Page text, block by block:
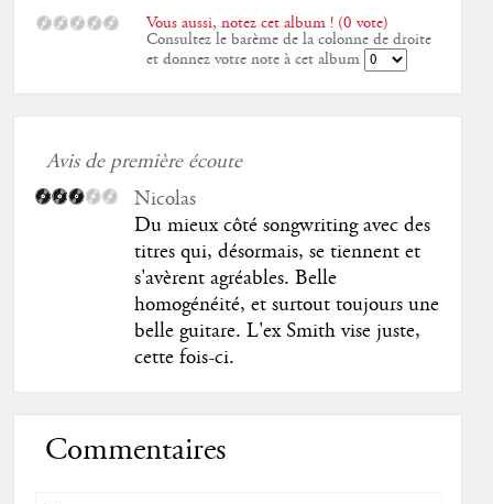
Vous aussi, notez cet album ! (0 vote)
Consultez le barème de la colonne de droite
et donnez votre note à cet album
Avis de première écoute
Nicolas
Du mieux côté songwriting avec des
titres qui, désormais, se tiennent et
s'avèrent agréables. Belle
homogénéité, et surtout toujours une
belle guitare. L'ex Smith vise juste,
cette fois-ci.
Commentaires